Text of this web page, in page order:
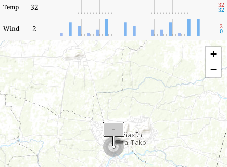
Temp 32 32
32
Wind 2 2
0
+
−